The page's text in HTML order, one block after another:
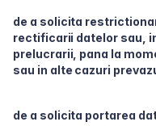
de a solicita
rectificarii datelor sau,
prelucrarii, pana la
sau in alte cazuri
de a solicita portarea